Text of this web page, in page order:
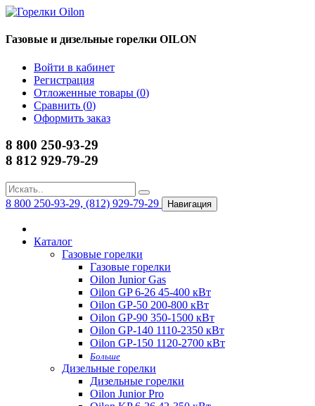
Газовые и дизельные горелки OILON
Войти в кабинет
Регистрация
Отложенные товары (0)
Сравнить (0)
Оформить заказ
8 800 250-93-29
8 812 929-79-29
8 800 250-93-29, (812) 929-79-29 Навигация
Каталог
Газовые горелки
Газовые горелки
Oilon Junior Gas
Oilon GP 6-26 45-400 кВт
Oilon GP-50 200-800 кВт
Oilon GP-90 350-1500 кВт
Oilon GP-140 1110-2350 кВт
Oilon GP-150 1120-2700 кВт
Больше
Дизельные горелки
Дизельные горелки
Oilon Junior Pro